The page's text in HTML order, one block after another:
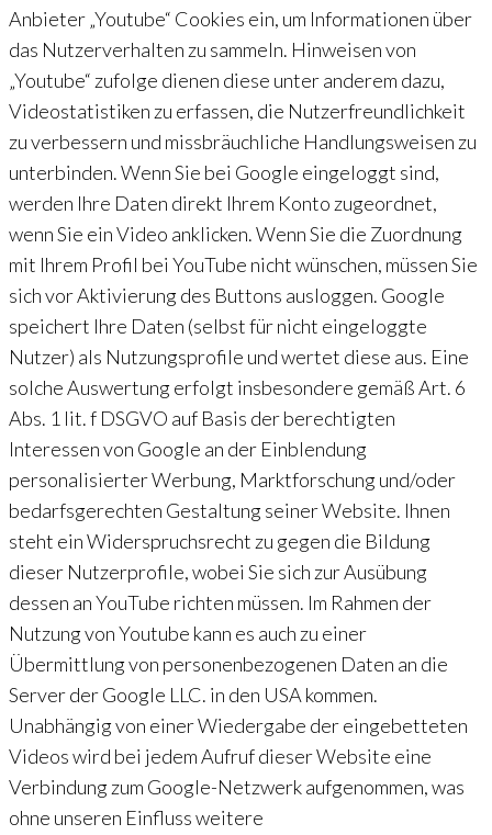
Anbieter „Youtube“ Cookies ein, um Informationen über
das Nutzerverhalten zu sammeln. Hinweisen von
„Youtube“ zufolge dienen diese unter anderem dazu,
Videostatistiken zu erfassen, die Nutzerfreundlichkeit
zu verbessern und missbräuchliche Handlungsweisen zu
unterbinden. Wenn Sie bei Google eingeloggt sind,
werden Ihre Daten direkt Ihrem Konto zugeordnet,
wenn Sie ein Video anklicken. Wenn Sie die Zuordnung
mit Ihrem Profil bei YouTube nicht wünschen, müssen Sie
sich vor Aktivierung des Buttons ausloggen. Google
speichert Ihre Daten (selbst für nicht eingeloggte
Nutzer) als Nutzungsprofile und wertet diese aus. Eine
solche Auswertung erfolgt insbesondere gemäß Art. 6
Abs. 1 lit. f DSGVO auf Basis der berechtigten
Interessen von Google an der Einblendung
personalisierter Werbung, Marktforschung und/oder
bedarfsgerechten Gestaltung seiner Website. Ihnen
steht ein Widerspruchsrecht zu gegen die Bildung
dieser Nutzerprofile, wobei Sie sich zur Ausübung
dessen an YouTube richten müssen. Im Rahmen der
Nutzung von Youtube kann es auch zu einer
Übermittlung von personenbezogenen Daten an die
Server der Google LLC. in den USA kommen.
Unabhängig von einer Wiedergabe der eingebetteten
Videos wird bei jedem Aufruf dieser Website eine
Verbindung zum Google-Netzwerk aufgenommen, was
ohne unseren Einfluss weitere